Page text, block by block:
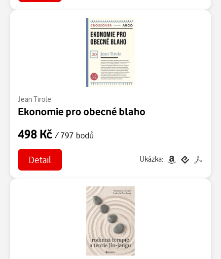
Jean Tirole
Ekonomie pro obecné blaho
498 Kč / 797 bodů
Detail Ukázka: